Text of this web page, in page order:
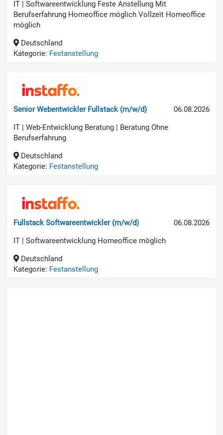
IT | Softwareentwicklung Feste Anstellung Mit
Berufserfahrung Homeoffice möglich Vollzeit Homeoffice
möglich
Deutschland
Kategorie: Festanstellung
06.08.2026
Senior Webentwickler Fullstack (m/w/d)
IT | Web-Entwicklung Beratung | Beratung Ohne
Berufserfahrung
Deutschland
Kategorie: Festanstellung
06.08.2026
Fullstack Softwareentwickler (m/w/d)
IT | Softwareentwicklung Homeoffice möglich
Deutschland
Kategorie: Festanstellung